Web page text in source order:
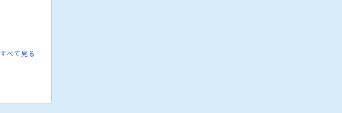
消化器内科
すべて見る